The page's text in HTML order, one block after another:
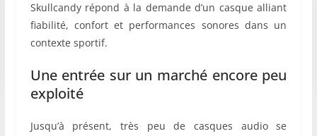
Skullcandy répond à la demande d’un casque alliant
fiabilité, confort et performances sonores dans un
contexte sportif.
Une entrée sur un marché encore peu
exploité
Jusqu’à présent, très peu de casques audio se